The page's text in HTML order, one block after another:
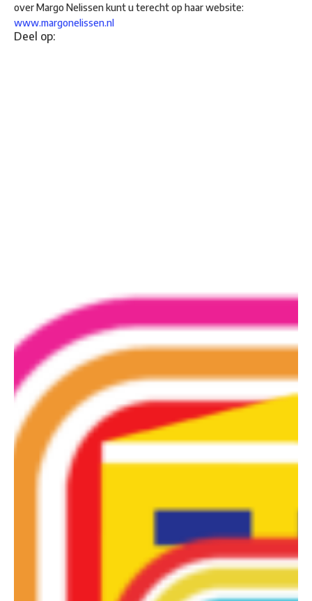
over Margo Nelissen kunt u terecht op haar website:
www.margonelissen.nl
Deel op: